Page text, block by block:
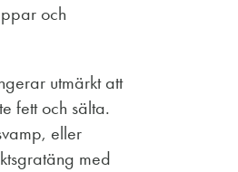
och
utmärkt att
fett och sälta.
eller
med